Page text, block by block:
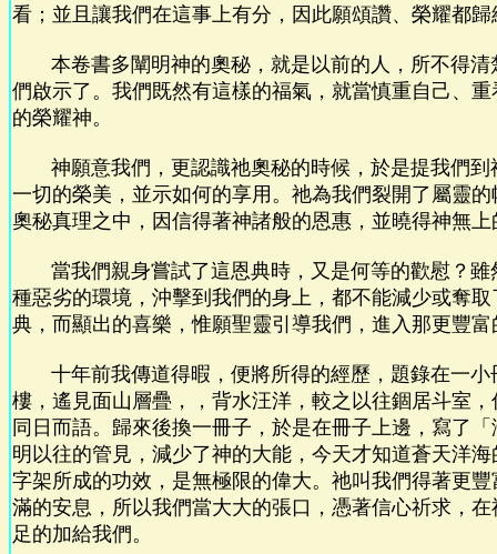
看；並且讓我們在這事上有分，因此願頌讚、榮耀都歸
本卷書多闡明神的奧秘，就是以前的人，所不得清
們啟示了。我們既然有這樣的福氣，就當慎重自己、
的榮耀神。
神願意我們，更認識祂奧秘的時候，於是提我們到
一切的榮美，並示如何的享用。祂為我們裂開了屬靈
奧秘真理之中，因信得著神諸般的恩惠，並曉得神無上
當我們親身嘗試了這恩典時，又是何等的歡慰？雖
種惡劣的環境，沖擊到我們的身上，都不能減少或奪
典，而顯出的喜樂，惟願聖靈引導我們，進入那更豐
十年前我傳道得暇，便將所得的經歷，題錄在一小
樓，遙見面山層疊，，背水汪洋，較之以往錮居斗室
同日而語。歸來後換一冊子，於是在冊子上邊，寫了
明以往的管見，減少了神的大能，今天才知道蒼天洋
字架所成的功效，是無極限的偉大。祂叫我們得著更
滿的安息，所以我們當大大的張口，憑著信心祈求，
足的加給我們。